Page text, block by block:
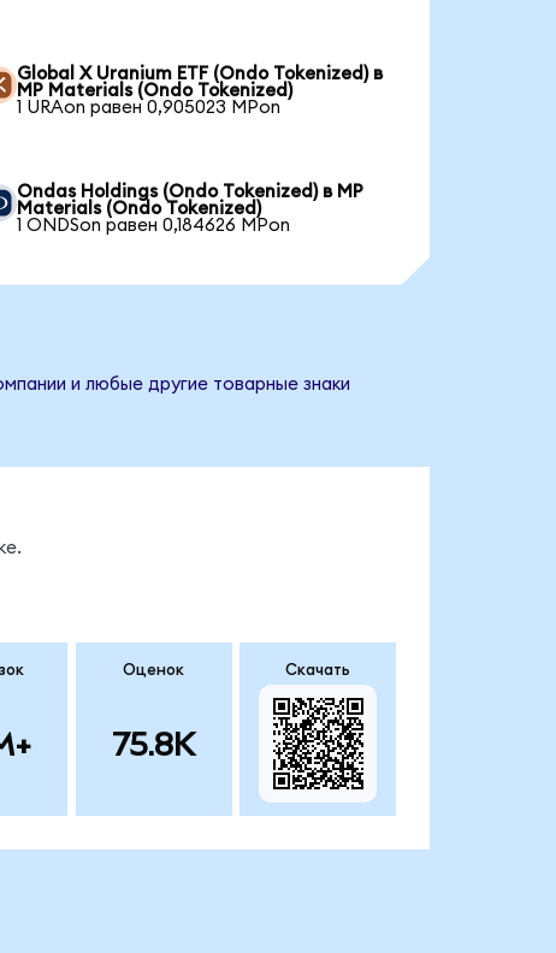
Global X Uranium ETF (Ondo Tokenized) в
MP Materials (Ondo Tokenized)
1 URAon равен 0,905023 MPon
Ondas Holdings (Ondo Tokenized) в MP
Materials (Ondo Tokenized)
1 ONDSon равен 0,184626 MPon
и любые другие товарные знаки
Оценок
75.8K
Скачать